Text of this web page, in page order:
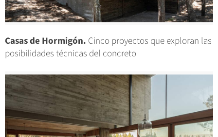
Casas de Hormigón. Cinco proyectos que exploran las
posibilidades técnicas del concreto